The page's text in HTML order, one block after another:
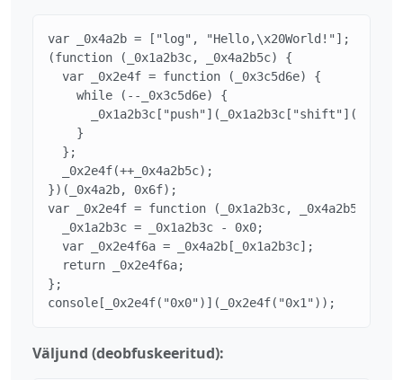
var _0x4a2b = ["log", "Hello,\x20World!"];
(function (_0x1a2b3c, _0x4a2b5c) {
  var _0x2e4f = function (_0x3c5d6e) {
    while (--_0x3c5d6e) {
      _0x1a2b3c["push"](_0x1a2b3c["shift"]());
    }
  };
  _0x2e4f(++_0x4a2b5c);
})(_0x4a2b, 0x6f);
var _0x2e4f = function (_0x1a2b3c, _0x4a2b5c) {
  _0x1a2b3c = _0x1a2b3c - 0x0;
  var _0x2e4f6a = _0x4a2b[_0x1a2b3c];
  return _0x2e4f6a;
};
console[_0x2e4f("0x0")](_0x2e4f("0x1"));
Väljund (deobfuskeeritud):